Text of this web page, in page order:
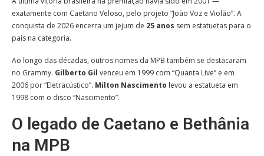
exatamente com Caetano Veloso, pelo projeto “João Voz e Violão”. A
conquista de 2026 encerra um jejum de 25 anos sem estatuetas para o
país na categoria.
Ao longo das décadas, outros nomes da MPB também se destacaram
no Grammy. Gilberto Gil venceu em 1999 com “Quanta Live” e em
2006 por “Eletracústico”. Milton Nascimento levou a estatueta em
1998 com o disco “Nascimento”.
O legado de Caetano e Bethânia
na MPB